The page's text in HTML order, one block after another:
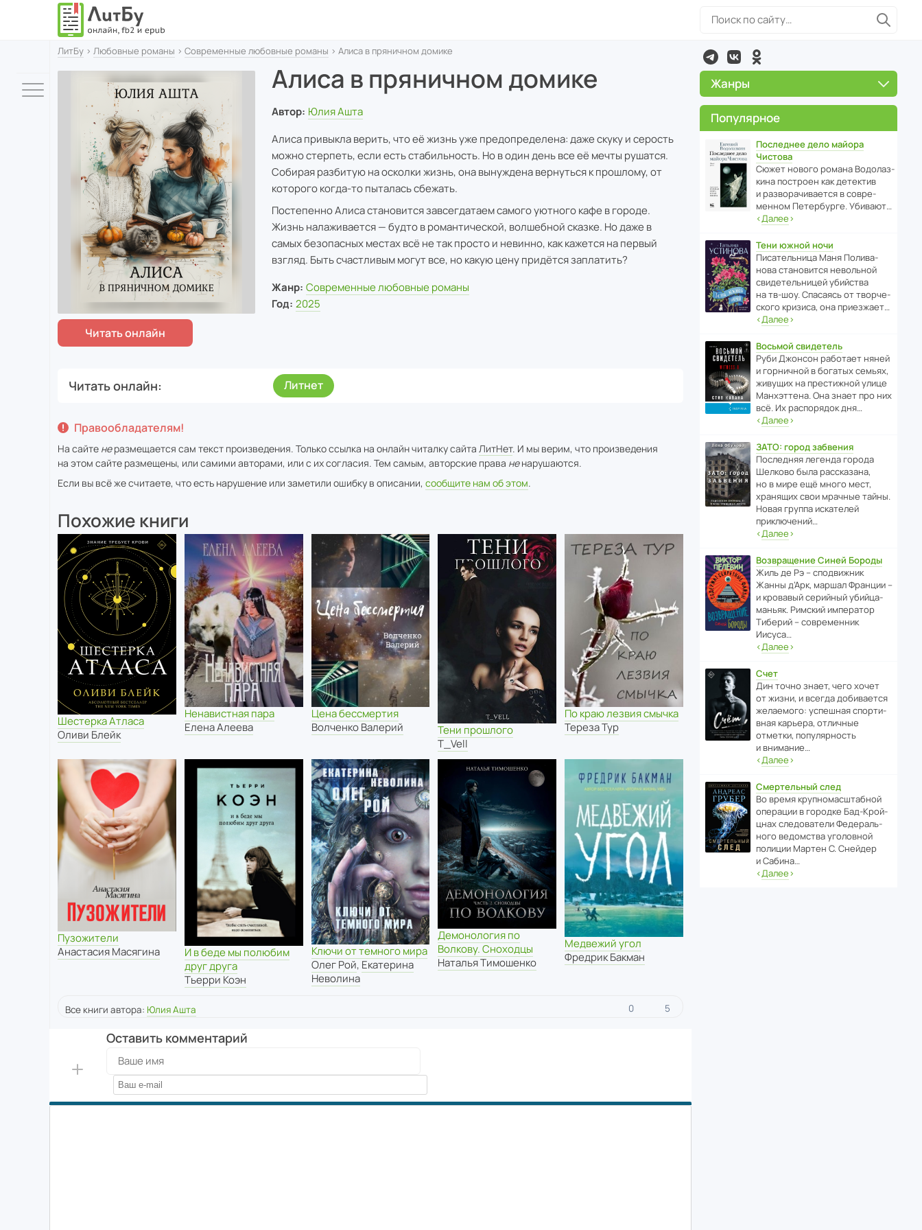
ЛитБу › Любовные романы › Современные любовные романы › Алиса в пряничном домике
Алиса в пряничном домике
Автор: Юлия Ашта
Алиса привыкла верить, что её жизнь уже предопределена: даже скуку и серость
можно стерпеть, если есть стабильность. Но в один день все её мечты рушатся.
Собирая разбитую на осколки жизнь, она вынуждена вернуться к прошлому, от
которого когда-то пыталась сбежать.
Постепенно Алиса становится завсегдатаем самого уютного кафе в городе.
Жизнь налаживается — будто в романтической, волшебной сказке. Но даже в
самых безопасных местах всё не так просто и невинно, как кажется на первый
взгляд. Быть счастливым могут все, но какую цену придётся заплатить?
Жанр: Современные любовные романы
Год: 2025
Читать онлайн Литнет
Правообладателям!
На сайте неразмещается сам текст произведения. Только ссылка на онлайн читалку сайта ЛитНет. И мы верим, что произведения
на этом сайте размещены, или самими авторами, или с их согласия. Тем самым, авторские права ненарушаются.
Если вы всё же считаете, что есть нарушение или заметили ошибку в описании, сообщите нам об этом.
Похожие книги
Шестерка Атласа
Оливи Блейк
Ненавистная пара
Елена Алеева
Цена бессмертия
Волченко Валерий
Тени прошлого
T_Vell
По краю лезвия смычка
Тереза Тур
Пузожители
Анастасия Масягина
И в беде мы полюбим
друг друга
Тьерри Коэн
Ключи от темного мира
Олег Рой, Екатерина
Неволина
Демонология по
Волкову. Сноходцы
Наталья Тимошенко
Медвежий угол
Фредрик Бакман
Все книги автора: Юлия Ашта 0 5
Оставить комментарий
Жанры
Популярное
Последнее дело майора
Чистова
Сюжет нового романа Водо­ла­з­
кина пост­роен как дете­ктив
и разво­ра­чи­ва­ется в совре­
менном Пете­р­бурге. Убивают…
‹Далее›
Тени южной ночи
Писа­тель­ница Маня Поли­ва­
нова стано­вится невольной
свиде­тель­ницей убийства
на тв-шоу. Спасаясь от твор­че­
с­кого кризиса, она приезжает…
‹Далее›
Восьмой свидетель
Руби Джонсон рабо­тает няней
и горни­чной в богатых семьях,
живущих на прес­ти­жной улице
Манх­эт­тена. Она знает про них
всё. Их распо­рядок дня…
‹Далее›
ЗАТО: город забвения
После­дняя легенда города
Шелково была расска­зана,
но в мире ещё много мест,
хранящих свои мрачные тайны.
Новая группа иска­телей
приключений…
‹Далее›
Возвращение Синей Бороды
Жиль де Рэ – спод­ви­жник
Жанны д’Арк, маршал Франции –
и кровавый серийный убийца-
маньяк. Римский импе­ратор
Тиберий – совре­менник
Иисуса…
‹Далее›
Счет
Дин точно знает, чего хочет
от жизни, и всегда доби­ва­ется
жела­е­мого: успе­шная спор­ти­
вная карьера, отли­чные
отметки, попу­ля­р­ность
и внимание…
‹Далее›
Смертельный след
Во время круп­но­мас­ш­та­бной
операции в городке Бад‑Крой­
цнах следо­ва­тели Феде­раль­
ного ведомства уголо­вной
полиции Мартен С. Снейдер
и Сабина…
‹Далее›